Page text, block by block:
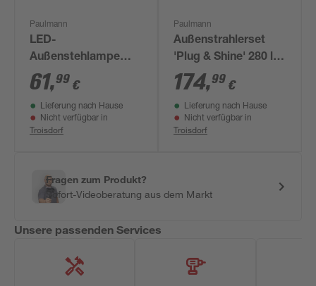
Paulmann
LED-
Außenstehlampe
'Plug & Shine' 6,1 W
355 lm warmweiß IP
44 Ø 15,9 x 60 cm
61,99 €
Lieferung nach Hause
Nicht verfügbar in
Troisdorf
Paulmann
Außenstrahlerset
'Plug & Shine' 280 lm
warmweiß IP 67 Ø
5,2 x 29 cm 3 Stück
174,99 €
Lieferung nach Hause
Nicht verfügbar in
Troisdorf
Fragen zum Produkt?
Sofort-Videoberatung aus dem Markt
Unsere passenden Services